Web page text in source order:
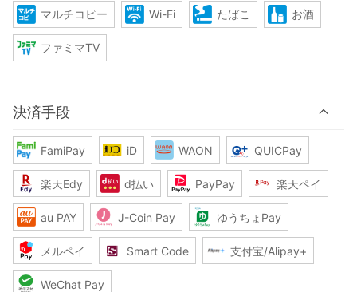
マルチコピー Wi-Fi たばこ お酒
ファミマTV
決済手段
FamiPay iD WAON QUICPay
楽天Edy d払い PayPay 楽天ペイ
au PAY J-Coin Pay ゆうちょPay
メルペイ Smart Code 支付宝/Alipay+
WeChat Pay